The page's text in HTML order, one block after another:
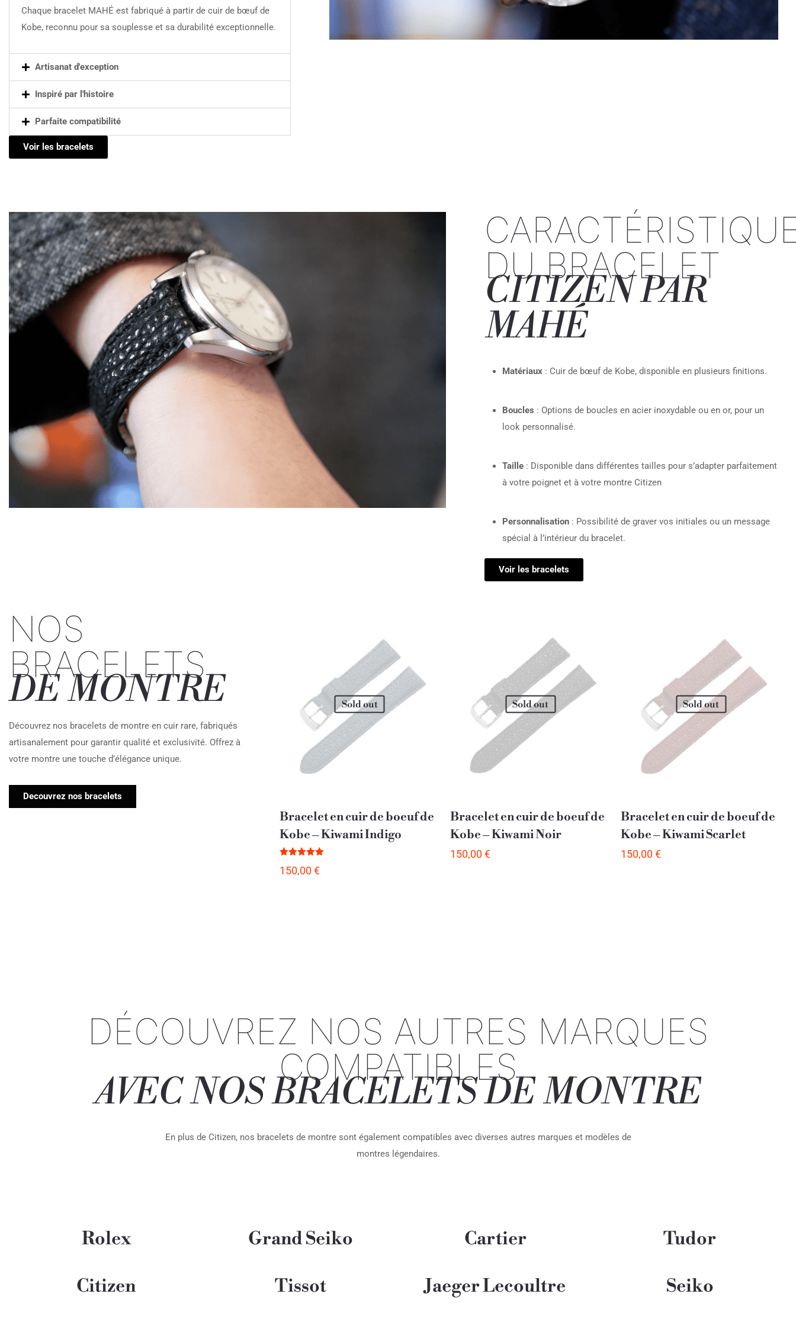
Chaque bracelet MAHÉ est fabriqué à partir de cuir de bœuf de
Kobe, reconnu pour sa souplesse et sa durabilité exceptionnelle.
Artisanat d'exception
Inspiré par l'histoire
Parfaite compatibilité
Voir les bracelets
DU BRACELET
CITIZEN PAR
MAHÉ
Matériaux : Cuir de bœuf de Kobe, disponible en plusieurs finitions.
Boucles : Options de boucles en acier inoxydable ou en or, pour un
look personnalisé.
Taille : Disponible dans différentes tailles pour s’adapter parfaitement
à votre poignet et à votre montre Citizen
Personnalisation : Possibilité de graver vos initiales ou un message
spécial à l’intérieur du bracelet.
Voir les bracelets
NOS
BRACELETS
DE MONTRE
Découvrez nos bracelets de montre en cuir rare, fabriqués
artisanalement pour garantir qualité et exclusivité. Offrez à
votre montre une touche d’élégance unique.
Decouvrez nos bracelets
Sold out
Bracelet en cuir de boeuf de
Kobe – Kiwami Indigo
5.00
150,00€
Sold out
Bracelet en cuir de boeuf de
Kobe – Kiwami Noir
150,00€
Sold out
Bracelet en cuir de boeuf de
Kobe – Kiwami Scarlet
150,00€
DÉCOUVREZ NOS AUTRES MARQUES
COMPATIBLES
AVEC NOS BRACELETS DE MONTRE
En plus de Citizen, nos bracelets de montre sont également compatibles avec diverses autres marques et modèles de
montres légendaires.
Rolex
Citizen
Grand Seiko
Tissot
Cartier
Jaeger Lecoultre
Tudor
Seiko